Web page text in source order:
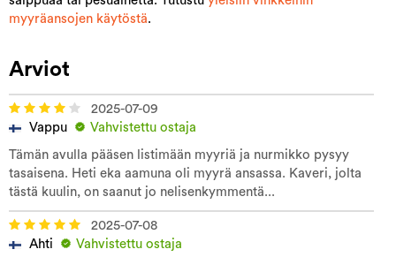
myyräansojen käytöstä.
Arviot
2025-07-09
Vappu
Vahvistettu ostaja
Tämän avulla pääsen listimään myyriä ja nurmikko pysyy
tasaisena. Heti eka aamuna oli myyrä ansassa. Kaveri, jolta
tästä kuulin, on saanut jo nelisenkymmentä...
2025-07-08
Ahti
Vahvistettu ostaja